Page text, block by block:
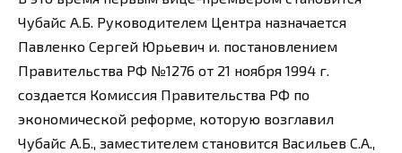
Чубайс А.Б. Руководителем Центра назначается
Павленко Сергей Юрьевич и. постановлением
Правительства РФ №1276 от 21 ноября 1994 г.
создается Комиссия Правительства РФ по
экономической реформе, которую возглавил
Чубайс А.Б., заместителем становится Васильев С.А.,